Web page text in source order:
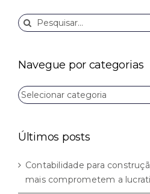
Buscar
resultados
Navegue por categorias
Navegue
por
Últimos posts
Contabilidade para
mais comprometem a